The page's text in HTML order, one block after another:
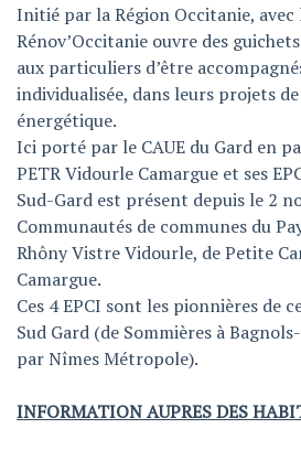
Initié par la Région Occitanie, avec
Rénov’Occitanie ouvre des
aux particuliers d’être
individualisée, dans leurs projets
énergétique.
Ici porté par le CAUE du Gard en
PETR Vidourle Camargue et ses
Sud-Gard est présent depuis le 2
Communautés de communes du
Rhôny Vistre Vidourle, de Petite
Camargue.
Ces 4 EPCI sont les pionnières de
Sud Gard (de Sommières à
par Nîmes Métropole).
INFORMATION AUPRES DES